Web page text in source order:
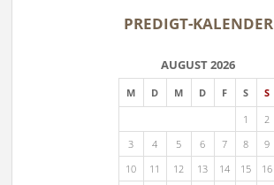
PREDIGT-KALENDER
AUGUST 2026
M D M D F S
S
1
2
3
4 5 6 7 8
9
10
11 12 13 14 15
16